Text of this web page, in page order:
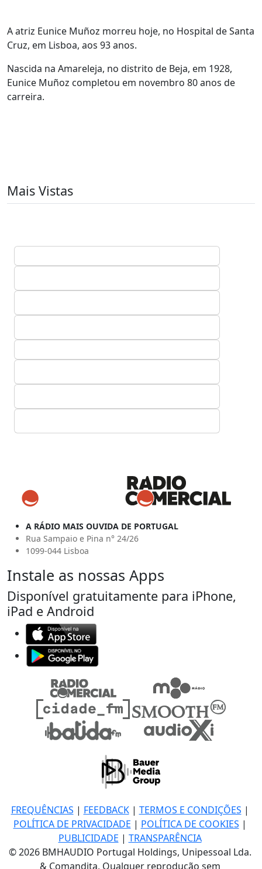
A atriz Eunice Muñoz morreu hoje, no Hospital de Santa
Cruz, em Lisboa, aos 93 anos.
Nascida na Amareleja, no distrito de Beja, em 1928,
Eunice Muñoz completou em novembro 80 anos de
carreira.
Mais Vistas
A RÁDIO MAIS OUVIDA DE PORTUGAL
Rua Sampaio e Pina n° 24/26
1099-044 Lisboa
Instale as nossas Apps
Disponível gratuitamente para iPhone,
iPad e Android
FREQUÊNCIAS | FEEDBACK| TERMOS E CONDIÇÕES |
POLÍTICA DE PRIVACIDADE | POLÍTICA DE COOKIES |
PUBLICIDADE | TRANSPARÊNCIA
© 2026 BMHAUDIO Portugal Holdings, Unipessoal Lda.
& Comandita, Qualquer reprodução sem